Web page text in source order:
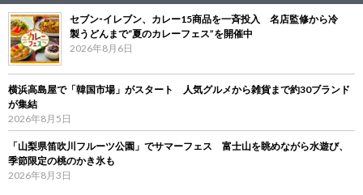
セブン‐イレブン、カレー15商品を一斉投入 名店監修から冷
製うどんまで“夏のカレーフェス”を開催中
2026年8月6日
横浜高島屋で「韓国市場」がスタート 人気グルメから雑貨まで約30ブランド
が集結
2026年8月5日
「山梨県笛吹川フルーツ公園」でサマーフェス 富士山を眺めながら水遊び、
季節限定の桃のかき氷も
2026年8月3日